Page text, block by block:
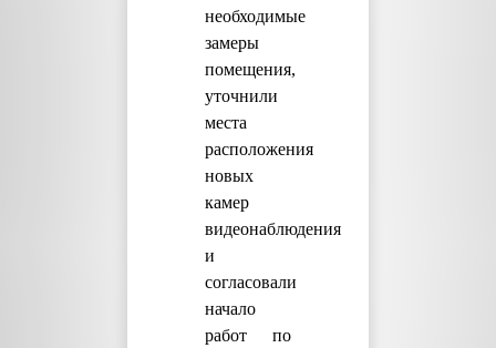
необходимые
замеры
помещения,
уточнили
места
расположения
новых
камер
видеонаблюдения
и
согласовали
начало
работ по